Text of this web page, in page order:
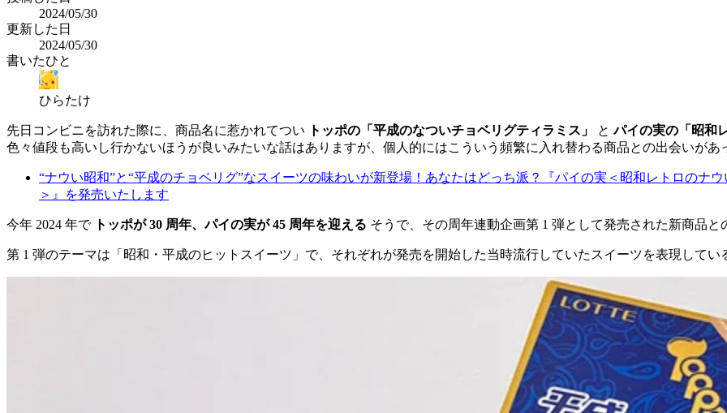
2024/05/30
更新した日
2024/05/30
書いたひと
ひらたけ
先日コンビニを訪れた際に、商品名に惹かれてつい トッポの「平成のなついチョベリグティラミス」 とパイの実の「昭和
色々値段も高いし行かないほうが良いみたいな話はありますが、個人的にはこういう頻繁に入れ替わる商品との出会いがあ
“ナウい昭和”と“平成のチョベリグ”なスイーツの味わいが新登場！あなたはどっち派？『パイの実＜昭和レトロのナ
＞』を発売いたします
今年 2024 年で トッポが 30 周年、パイの実が 45 周年を迎える そうで、その周年連動企画第 1 弾として発売された新商品
第 1 弾のテーマは「昭和・平成のヒットスイーツ」で、それぞれが発売を開始した当時流行していたスイーツを表現してい